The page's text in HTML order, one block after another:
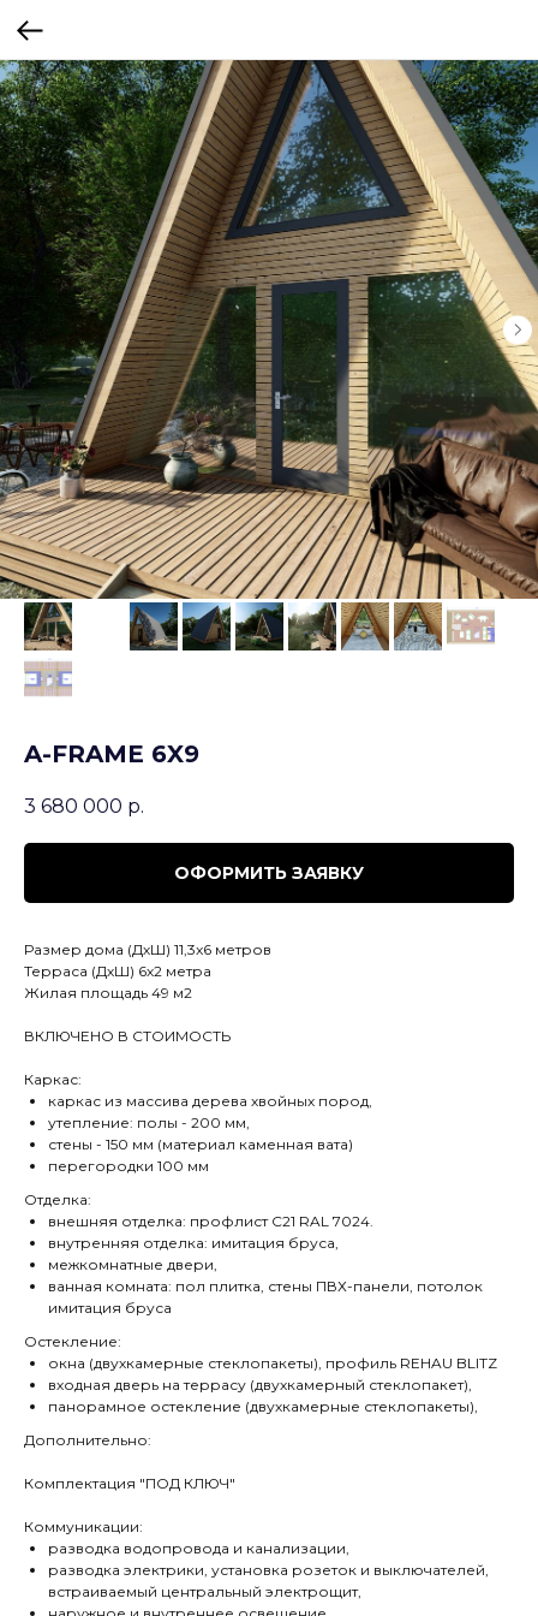
A-FRAME 6X9
3 680 000 р.
ОФОРМИТЬ ЗАЯВКУ
Размер дома (ДхШ) 11,3x6 метров
Терраса (ДхШ) 6х2 метра
Жилая площадь 49 м2
ВКЛЮЧЕНО В СТОИМОСТЬ
Каркас:
каркас из массива дерева хвойных пород,
утепление: полы - 200 мм,
стены - 150 мм (материал каменная вата)
перегородки 100 мм
Отделка:
внешняя отделка: профлист С21 RAL 7024.
внутренняя отделка: имитация бруса,
межкомнатные двери,
ванная комната: пол плитка, стены ПВХ-панели, потолок
имитация бруса
Остекление:
окна (двухкамерные стеклопакеты), профиль REHAU BLITZ
входная дверь на террасу (двухкамерный стеклопакет),
панорамное остекление (двухкамерные стеклопакеты),
Дополнительно:
Комплектация "ПОД КЛЮЧ"
Коммуникации:
разводка водопровода и канализации,
разводка электрики, установка розеток и выключателей,
встраиваемый центральный электрощит,